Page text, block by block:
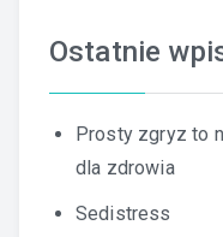
Ostatnie
Prosty zgryz to
dla zdrowia
Sedistress